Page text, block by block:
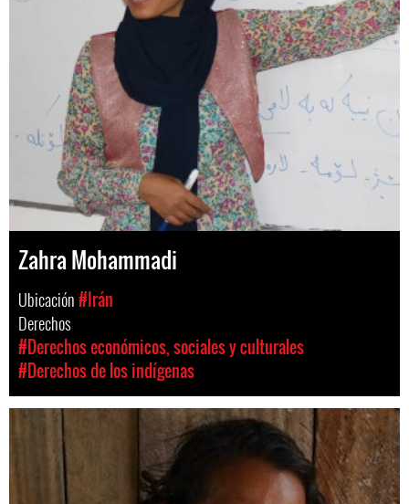
Zahra Mohammadi
Ubicación#Irán
Derechos
#Derechos económicos, sociales y culturales
#Derechos de los indígenas